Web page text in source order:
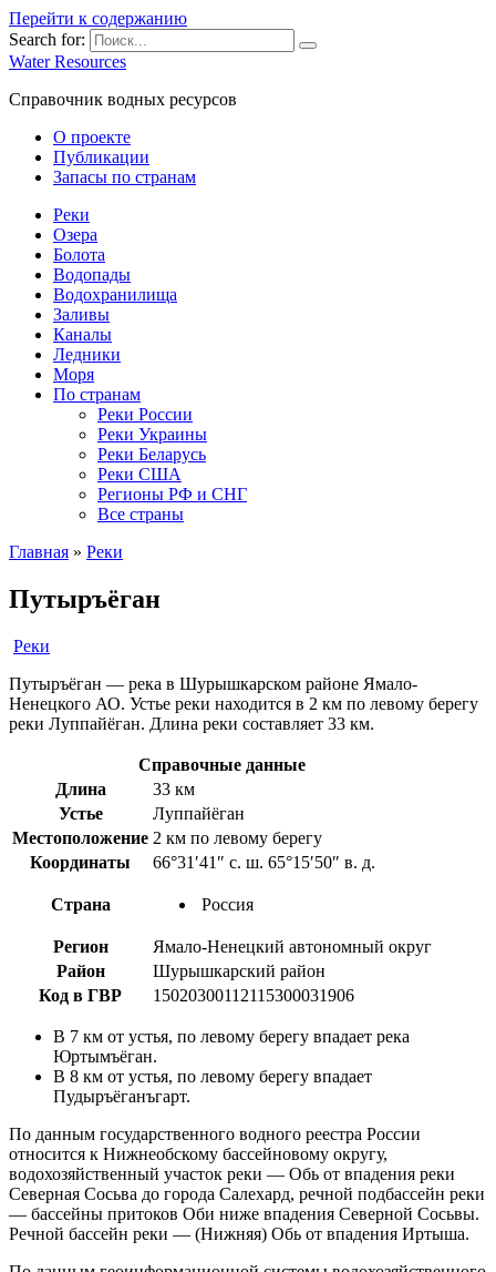
Перейти к содержанию
Search for:
Water Resources
Справочник водных ресурсов
О проекте
Публикации
Запасы по странам
Реки
Озера
Болота
Водопады
Водохранилища
Заливы
Каналы
Ледники
Моря
По странам
Реки России
Реки Украины
Реки Беларусь
Реки США
Регионы РФ и СНГ
Все страны
Главная » Реки
Путыръёган
Реки
Путыръёган — река в Шурышкарском районе Ямало-
Ненецкого АО. Устье реки находится в 2 км по левому берегу
реки Луппайёган. Длина реки составляет 33 км.
Справочные данные
Длина
33 км
Устье
Луппайёган
Местоположение 2 км по левому берегу
Координаты
66°31′41″ с. ш. 65°15′50″ в. д.
Страна Россия
Регион
Ямало-Ненецкий автономный округ
Район
Шурышкарский район
Код в ГВР
15020300112115300031906
В 7 км от устья, по левому берегу впадает река
Юртымъёган.
В 8 км от устья, по левому берегу впадает
Пудыръёганъгарт.
По данным государственного водного реестра России
относится к Нижнеобскому бассейновому округу,
водохозяйственный участок реки — Обь от впадения реки
Северная Сосьва до города Салехард, речной подбассейн реки
— бассейны притоков Оби ниже впадения Северной Сосьвы.
Речной бассейн реки — (Нижняя) Обь от впадения Иртыша.